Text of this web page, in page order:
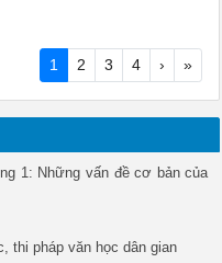
1 2 3 4 › »
1: Những vấn đề cơ bản của
thi pháp văn học dân gian